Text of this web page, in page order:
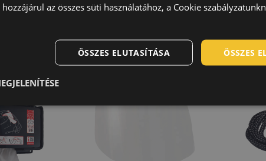
az összes süti használatához, a Cookie
ÖSSZES
ÖSSZES ELUTASÍTÁSA